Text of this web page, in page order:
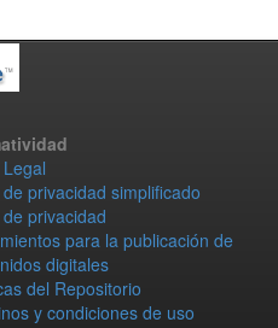
privacidad simplificado
privacidad
para la publicación de
digitales
del Repositorio
y condiciones de uso